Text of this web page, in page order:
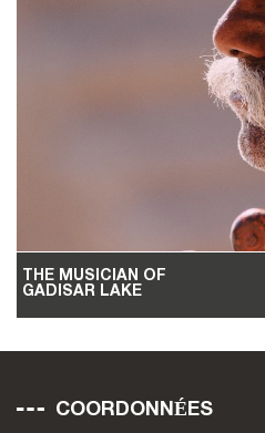
THE MUSICIAN OF
GADISAR LAKE
COORDONNÉES